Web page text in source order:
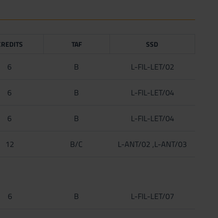
TAF SSD
6 B L-FIL-LET/02
6 B L-FIL-LET/04
6 B L-FIL-LET/04
12 B/C L-ANT/02 ,L-ANT/03
6 B L-FIL-LET/07